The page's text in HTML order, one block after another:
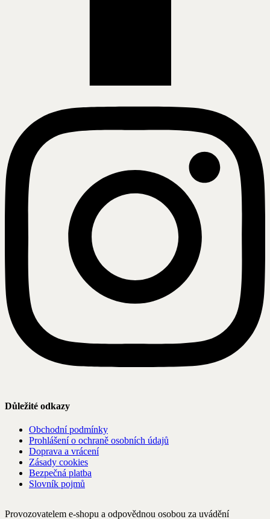
Důležité odkazy
Obchodní podmínky
Prohlášení o ochraně osobních údajů
Doprava a vrácení
Zásady cookies
Bezpečná platba
Slovník pojmů
Provozovatelem e-shopu a odpovědnou osobou za uvádění